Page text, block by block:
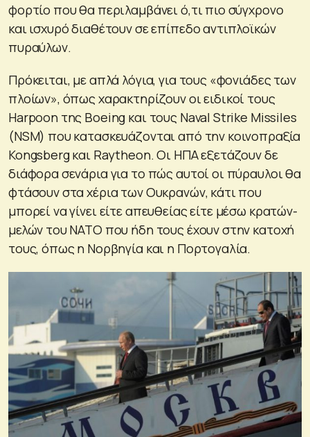
φορτίο που θα περιλαμβάνει ό,τι πιο σύγχρονο
και ισχυρό διαθέτουν σε επίπεδο αντιπλοϊκών
πυραύλων.
Πρόκειται, με απλά λόγια, για τους «φονιάδες των
πλοίων», όπως χαρακτηρίζουν οι ειδικοί τους
Harpoon της Boeing και τους Naval Strike Missiles
(NSM) που κατασκευάζονται από την κοινοπραξία
Kongsberg και Raytheon. Οι ΗΠΑ εξετάζουν δε
διάφορα σενάρια για το πώς αυτοί οι πύραυλοι θα
φτάσουν στα χέρια των Ουκρανών, κάτι που
μπορεί να γίνει είτε απευθείας είτε μέσω κρατών-
μελών του ΝΑΤΟ που ήδη τους έχουν στην κατοχή
τους, όπως η Νορβηγία και η Πορτογαλία.